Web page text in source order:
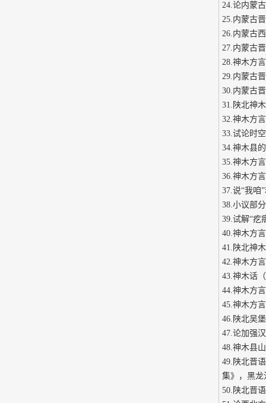
24.论内蒙
25.内蒙古
26.内蒙古
27.内蒙古
28.神木方
29.内蒙古
30.内蒙古
31.陕北神
32.神木方
33.试论时
34.神木县
35.神木方
36.神木方
37.说“我咱
38.小议部
39.试解“疙
40.神木方
41.陕北神
42.神木方
43.神木话
44.神木方
45.神木方
46.陕北吴
47.论加强
48.神木县
49.陕北晋
集》，黑龙
50.陕北晋